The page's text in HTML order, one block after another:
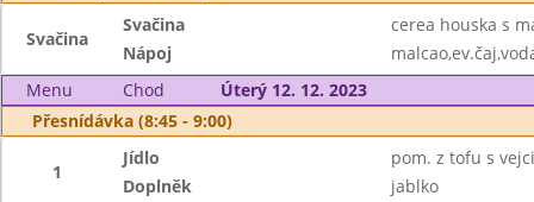
Svačina
Svačina
cerea houska s
Nápoj
Menu
Chod
Úterý 12. 12. 2023
Přesnídávka (8:45 - 9:00)
1
Jídlo
pom. z tofu s
Doplněk
jablko